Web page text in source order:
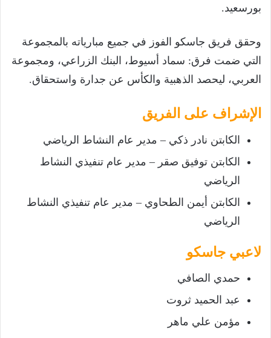
بورسعيد.
وحقق فريق جاسكو الفوز في جميع مبارياته بالمجموعة
التي ضمت فرق: سماد أسيوط، البنك الزراعي، ومجموعة
العربي، ليحصد الذهبية والكأس عن جدارة واستحقاق.
الإشراف على الفريق
الكابتن نادر ذكي – مدير عام النشاط الرياضي
الكابتن توفيق صقر – مدير عام تنفيذي النشاط
الرياضي
الكابتن أيمن الطحاوي – مدير عام تنفيذي النشاط
الرياضي
لاعبي جاسكو
حمدي الصافي
عبد الحميد ثروت
مؤمن علي ماهر